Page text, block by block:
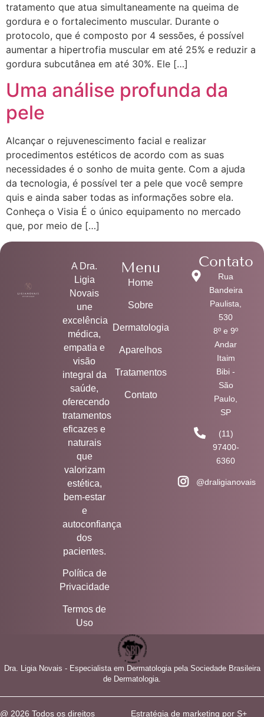
tratamento que atua simultaneamente na queima de
gordura e o fortalecimento muscular. Durante o
protocolo, que é composto por 4 sessões, é possível
aumentar a hipertrofia muscular em até 25% e reduzir a
gordura subcutânea em até 30%. Ele […]
Uma análise profunda da
pele
Alcançar o rejuvenescimento facial e realizar
procedimentos estéticos de acordo com as suas
necessidades é o sonho de muita gente. Com a ajuda
da tecnologia, é possível ter a pele que você sempre
quis e ainda saber todas as informações sobre ela.
Conheça o Visia É o único equipamento no mercado
que, por meio de […]
A Dra.
Ligia
Novais
une
excelência
médica,
empatia e
visão
integral da
saúde,
oferecendo
tratamentos
eficazes e
naturais
que
valorizam
estética,
bem-estar
e
autoconfiança
dos
pacientes.
Política de
Privacidade
Termos de
Uso
Menu
Home
Sobre
Dermatologia
Aparelhos
Tratamentos
Contato
Contato
Rua
Bandeira
Paulista,
530
8º e 9º
Andar
Itaim
Bibi -
São
Paulo,
SP
(11)
97400-
6360
@draligianovais
Dra. Ligia Novais - Especialista em Dermatologia pela Sociedade Brasileira
de Dermatologia.
@ 2026 Todos os direitos Estratégia de marketing por S+